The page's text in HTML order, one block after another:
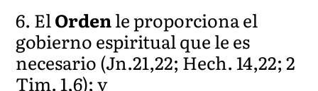
6. ElOrdenle proporciona el
gobierno espiritual que le es
necesario (Jn.21,22; Hech. 14,22; 2
Tim. 1,6); y